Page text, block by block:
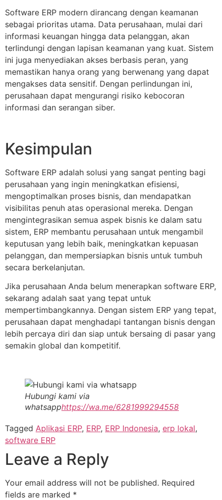
Software ERP modern dirancang dengan keamanan
sebagai prioritas utama. Data perusahaan, mulai dari
informasi keuangan hingga data pelanggan, akan
terlindungi dengan lapisan keamanan yang kuat. Sistem
ini juga menyediakan akses berbasis peran, yang
memastikan hanya orang yang berwenang yang dapat
mengakses data sensitif. Dengan perlindungan ini,
perusahaan dapat mengurangi risiko kebocoran
informasi dan serangan siber.
Kesimpulan
Software ERP adalah solusi yang sangat penting bagi
perusahaan yang ingin meningkatkan efisiensi,
mengoptimalkan proses bisnis, dan mendapatkan
visibilitas penuh atas operasional mereka. Dengan
mengintegrasikan semua aspek bisnis ke dalam satu
sistem, ERP membantu perusahaan untuk mengambil
keputusan yang lebih baik, meningkatkan kepuasan
pelanggan, dan mempersiapkan bisnis untuk tumbuh
secara berkelanjutan.
Jika perusahaan Anda belum menerapkan software ERP,
sekarang adalah saat yang tepat untuk
mempertimbangkannya. Dengan sistem ERP yang tepat,
perusahaan dapat menghadapi tantangan bisnis dengan
lebih percaya diri dan siap untuk bersaing di pasar yang
semakin global dan kompetitif.
Hubungi kami via
whatsapphttps://wa.me/6281999294558
Tagged Aplikasi ERP, ERP, ERP Indonesia, erp lokal,
software ERP
Leave a Reply
Your email address will not be published. Required
fields are marked *